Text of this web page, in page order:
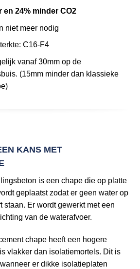
en 24% minder CO2
niet meer nodig
C16-F4
vanaf 30mm op de
(15mm minder dan klassieke
KANS MET
is een chape die op platte
geplaatst zodat er geen water op
staan. Er wordt gewerkt met een
van de waterafvoer.
chape heeft een hogere
vlakker dan isolatiemortels. Dit is
er dikke isolatieplaten